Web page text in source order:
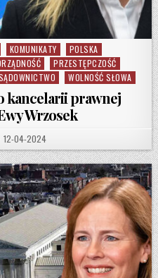
KOMUNIKATY
POLSKA
PRZESTĘPCZOŚĆ
WOLNOŚĆ SŁOWA
kancelarii prawnej
Wrzosek
PUBLISHED DATE:
12-04-2024